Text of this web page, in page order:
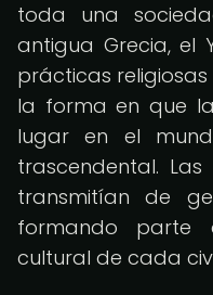
toda una
antigua Grecia, el
prácticas
la forma en que
lugar en el
trascendental.
transmitían de
formando parte
cultural de cada